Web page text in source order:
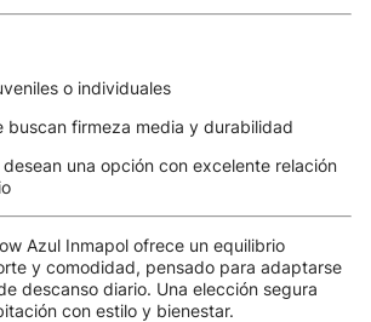
o individuales
buscan firmeza media y durabilidad
desean una opción con excelente relación
Azul Inmapol ofrece un equilibrio
y comodidad, pensado para adaptarse
descanso diario. Una elección segura
con estilo y bienestar.